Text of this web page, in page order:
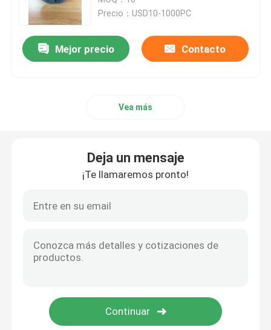
tanque de plástico reforzado con fibra
Precio：USD10-1000PC
Mejor precio Contacto
Vea más
Deja un mensaje
¡Te llamaremos pronto!